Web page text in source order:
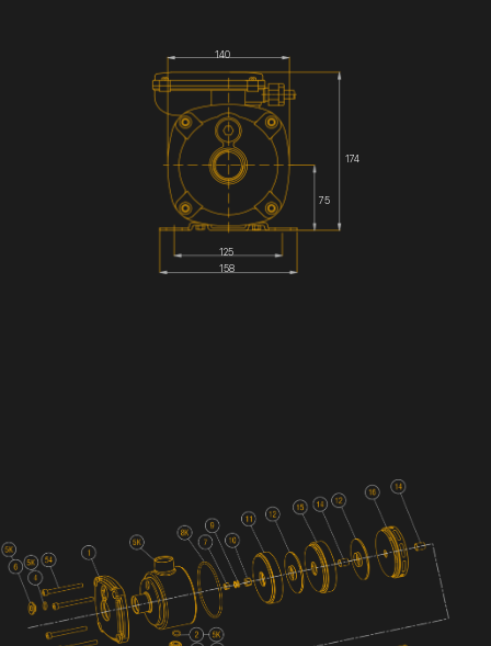
140
174
75
125
158